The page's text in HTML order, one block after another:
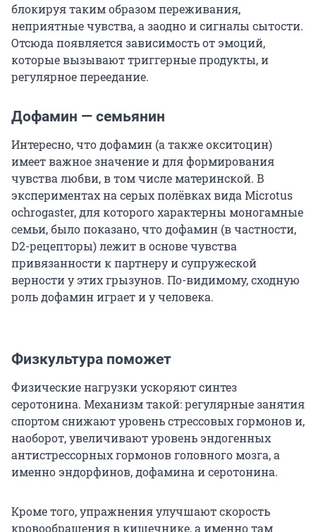
блокируя таким образом переживания,
неприятные чувства, а заодно и сигналы сытости.
Отсюда появляется зависимость от эмоций,
которые вызывают триггерные продукты, и
регулярное переедание.
Дофамин — семьянин
Интересно, что дофамин (а также окситоцин)
имеет важное значение и для формирования
чувства любви, в том числе материнской. В
экспериментах на серых полёвках вида Microtus
ochrogaster, для которого характерны моногамные
семьи, было показано, что дофамин (в частности,
D2-рецепторы) лежит в основе чувства
привязанности к партнеру и супружеской
верности у этих грызунов. По-видимому, сходную
роль дофамин играет и у человека.
Физкультура поможет
Физические нагрузки ускоряют синтез
серотонина. Механизм такой: регулярные занятия
спортом снижают уровень стрессовых гормонов и,
наоборот, увеличивают уровень эндогенных
антистрессорных гормонов головного мозга, а
именно эндорфинов, дофамина и серотонина.
Кроме того, упражнения улучшают скорость
кровообращения в кишечнике, а именно там